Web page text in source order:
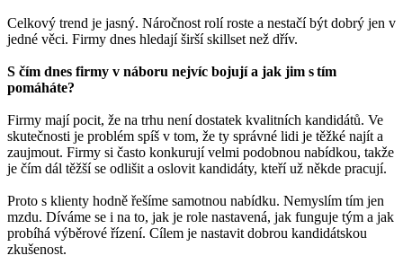
Celkový trend je jasný. Náročnost rolí roste a nestačí být dobrý jen v
jedné věci. Firmy dnes hledají širší skillset než dřív.
S čím dnes firmy v náboru nejvíc bojují a jak jim s tím
pomáháte?
Firmy mají pocit, že na trhu není dostatek kvalitních kandidátů. Ve
skutečnosti je problém spíš v tom, že ty správné lidi je těžké najít a
zaujmout. Firmy si často konkurují velmi podobnou nabídkou, takže
je čím dál těžší se odlišit a oslovit kandidáty, kteří už někde pracují.
Proto s klienty hodně řešíme samotnou nabídku. Nemyslím tím jen
mzdu. Díváme se i na to, jak je role nastavená, jak funguje tým a jak
probíhá výběrové řízení. Cílem je nastavit dobrou kandidátskou
zkušenost.